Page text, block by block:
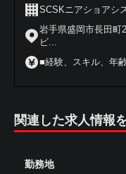
SCSKニアショアシ
岩手県盛岡市長田町
ビ...
■経験、スキル、年
関連した求人情報
勤務地